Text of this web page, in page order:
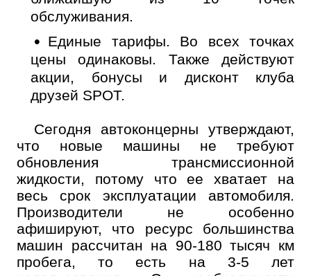
обслуживания.
Единые тарифы. Во всех точках
цены одинаковы. Также действуют
акции, бонусы и дисконт клуба
друзей SPOT.
Сегодня автоконцерны утверждают,
что новые машины не требуют
обновления трансмиссионной
жидкости, потому что ее хватает на
весь срок эксплуатации автомобиля.
Производители не особенно
афишируют, что ресурс большинства
машин рассчитан на 90-180 тысяч км
пробега, то есть на 3-5 лет